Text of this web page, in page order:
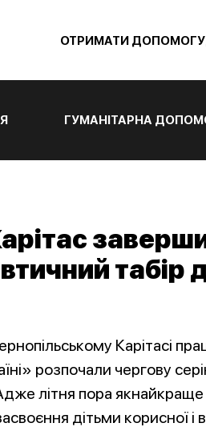
ОТРИМАТИ ДОПОМОГУ
ГУМАНІТАРНА
табір
Карітасі
розпочали чергову
літня пора якнайкраще
дітьми корисної і